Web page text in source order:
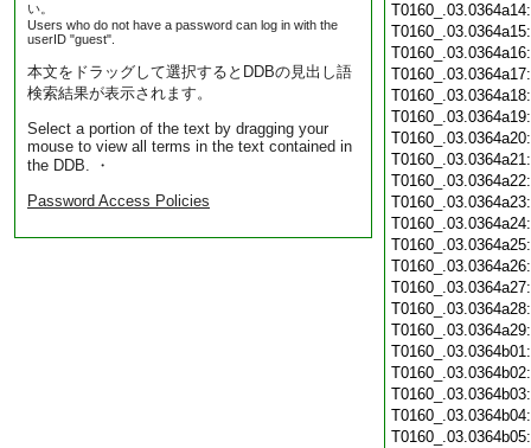
い。
Users who do not have a password can log in with the
userID "guest".
本文をドラッグして選択するとDDBの見出し語
検索結果が表示されます。
Select a portion of the text by dragging your
mouse to view all terms in the text contained in
the DDB. ・
Password Access Policies